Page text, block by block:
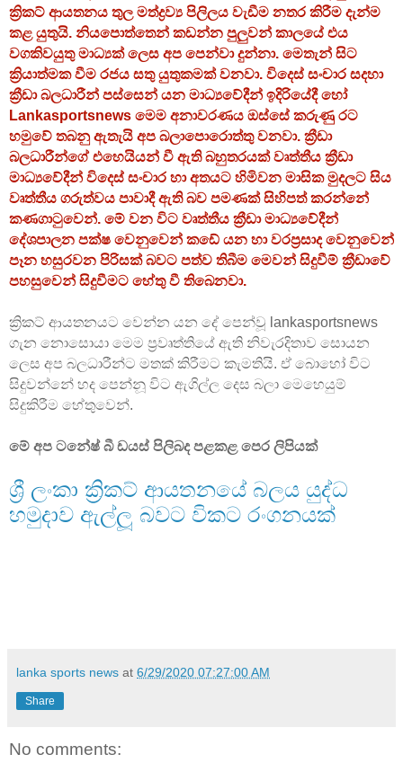
ක්‍රිකට් ආයතනය තුල මත්ද්‍රව්‍ය පිලිලය වැඩීම නතර කිරීම දැන්ම
කළ යුතුයි. නියපොත්තෙන් කඩන්න පුලුවන් කාලයේ එය
වගකිවයුතු මාධ්‍යක් ලෙස අප පෙන්වා දුන්නා. මෙතැන් සිට
ක්‍රියාත්මක වීම රජය සතු යුතුකමක් වනවා. විදෙස් සංචාර සදහා
ක්‍රීඩා බලධාරීන් පස්සෙන් යන මාධ්‍යවේදීන් ඉදිරියේදී හෝ
Lankasportsnews මෙම අනාවරණය ඔස්සේ කරුණු රට
හමුවේ තබනු ඇතැයි අප බලාපොරොත්තු වනවා. ක්‍රීඩා
බලධාරීන්ගේ එහෙයියන් වී ඇති බහුතරයක් වෘත්තීය ක්‍රීඩා
මාධ්‍යවේදීන් විදෙස් සංචාර හා අතයට හිමිවන මාසික මුදලට සිය
වෘත්තීය ගරුත්වය පාවාදී ඇති බව පමණක් සිහිපත් කරන්නේ
කණගාටුවෙන්. මේ වන විට වෘත්තීය ක්‍රීඩා මාධ්‍යවේදීන්
දේශපාලන පක්ෂ වෙනුවෙන් කඩේ යන හා වරප්‍රසාද වෙනුවෙන්
පෑන හසුරවන පිරිසක් බවට පත්ව තිබීම මෙවන් සිදුවීම් ක්‍රීඩාවේ
පහසුවෙන් සිදුවීමට හේතු වී තිබෙනවා.
ක්‍රිකට් ආයතනයට වෙන්න යන දේ පෙන්වූ lankasportsnews
ගැන නොසොයා මෙම ප්‍රවෘත්තියේ ඇති නිවැරදිතාව සොයන
ලෙස අප බලධාරීන්ට මතක් කිරීමට කැමතියි. ඒ බොහෝ විට
සිදුවන්නේ හද පෙන්නූ විට ඇගිල්ල දෙස බලා මෙහෙයුම්
සිදුකිරීම හේතුවෙන්.
මේ අප ටනේෂ් බී ඩයස් පිලිබද පළකළ පෙර ලිපියක්
ශ්‍රී ලංකා ක්‍රිකට් ආයතනයේ බලය යුද්ධ
හමුදාව ඇල්ලූ බවට විකට රංගනයක්
lanka sports news at 6/29/2020 07:27:00 AM
Share
No comments: